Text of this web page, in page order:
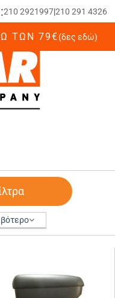
210 2921997|210 291 4326
ΤΩΝ 79€(δες εδώ)